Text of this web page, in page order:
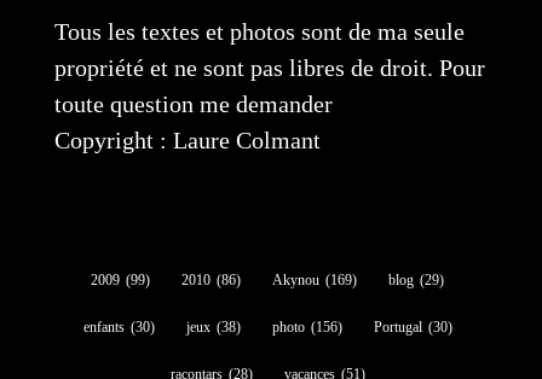
Tous les textes et photos sont de ma seule
propriété et ne sont pas libres de droit. Pour
toute question me demander
Copyright : Laure Colmant
2009 (99) 2010 (86) Akynou (169) blog (29)
enfants (30) jeux (38) photo (156) Portugal (30)
racontars (28) vacances (51)